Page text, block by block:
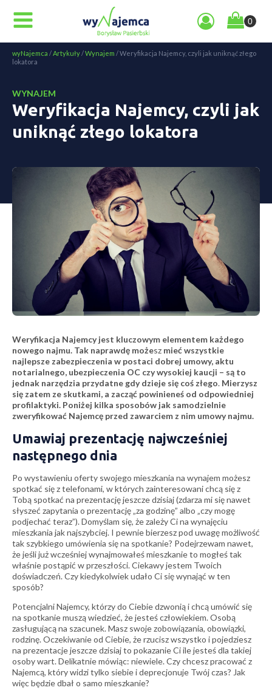
wyNajemca /Artykuły/Wynajem /Weryfikacja Najemcy, czyli jak uniknąć złego
lokatora
WYNAJEM
Weryfikacja Najemcy, czyli jak
uniknąć złego lokatora
Weryfikacja Najemcy jest kluczowym elementem każdego
nowego najmu. Tak naprawdę możesz mieć wszystkie
najlepsze zabezpieczenia w postaci dobrej umowy, aktu
notarialnego, ubezpieczenia OC czy wysokiej kaucji – są to
jednak narzędzia przydatne gdy dzieje się coś złego. Mierzysz
się zatem ze skutkami, a zacząć powinieneś od odpowiedniej
profilaktyki. Poniżej kilka sposobów jak samodzielnie
zweryfikować Najemcę przed zawarciem z nim umowy najmu.
Umawiaj prezentację najwcześniej
następnego dnia
Po wystawieniu oferty swojego mieszkania na wynajem możesz
spotkać się z telefonami, w których zainteresowani chcą się z
Tobą spotkać na prezentację jeszcze dzisiaj (zdarza mi się nawet
słyszeć zapytania o prezentację „za godzinę” albo „czy mogę
podjechać teraz”). Domyślam się, że zależy Ci na wynajęciu
mieszkania jak najszybciej. I pewnie bierzesz pod uwagę możliwość
tak szybkiego umówienia się na spotkanie? Podejrzewam nawet,
że jeśli już wcześniej wynajmowałeś mieszkanie to mogłeś tak
właśnie postąpić w przeszłości. Ciekawy jestem Twoich
doświadczeń. Czy kiedykolwiek udało Ci się wynająć w ten
sposób?
Potencjalni Najemcy, którzy do Ciebie dzwonią i chcą umówić się
na spotkanie muszą wiedzieć, że jesteś człowiekiem. Osobą
zasługującą na szacunek. Masz swoje zobowiązania, obowiązki,
rodzinę. Oczekiwanie od Ciebie, że rzucisz wszystko i pojedziesz
na prezentacje jeszcze dzisiaj to pokazanie Ci ile jesteś dla takiej
osoby wart. Delikatnie mówiąc: niewiele. Czy chcesz pracować z
Najemcą, który widzi tylko siebie i deprecjonuje Twój czas? Jak
więc będzie dbał o samo mieszkanie?